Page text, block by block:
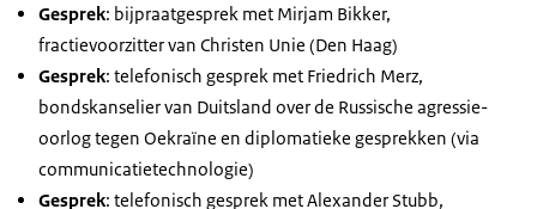
Gesprek: bijpraatgesprek met Mirjam Bikker,
fractievoorzitter van Christen Unie (Den Haag)
Gesprek: telefonisch gesprek met Friedrich Merz,
bondskanselier van Duitsland over de Russische agressie-
oorlog tegen Oekraïne en diplomatieke gesprekken (via
communicatietechnologie)
Gesprek: telefonisch gesprek met Alexander Stubb,